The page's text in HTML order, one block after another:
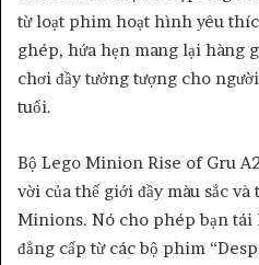
từ loạt phim hoạt hình yêu
ghép, hứa hẹn mang lại hàng
chơi đầy tưởng tượng cho
tuổi.
Bộ Lego Minion Rise of Gru
vời của thế giới đầy màu sắc
Minions. Nó cho phép bạn tái
đẳng cấp từ các bộ phim